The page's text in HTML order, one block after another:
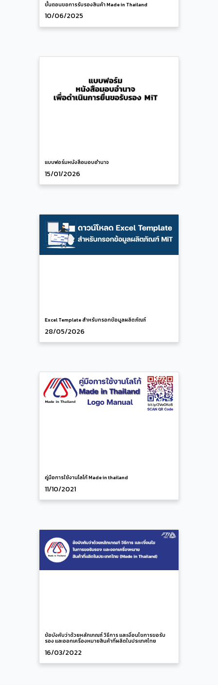
ขั้นตอนขอการรับรองสินค้า Made in Thailand
10/06/2025
แบบฟอร์มหนังสือมอบอำนาจ
15/01/2026
Excel Template สำหรับกรอกข้อมูลผลิตภัณฑ์
28/05/2026
คู่มือการใช้งานโลโก้ Made in thailand
11/10/2021
ข้อบังคับว่าด้วยหลักเกณฑ์ วิธีการ และเงื่อนไขการขอรับ
รอง และออกเครื่องหมายสินค้าที่ผลิตในประเทศไทย
16/03/2022